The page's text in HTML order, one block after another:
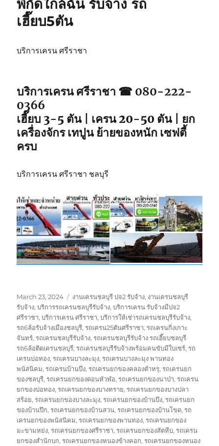
วิน
ศรีราชา
เหมา
รถ
คุณ
พิกัดใกล้ฉัน รับจ้าง รถ
เฮี๊ยบ5ตัน
บริการเครน ศรีราชา
บริการเครน ศรีราชา ☎ 080-222-
0366
เฮี๊ยบ 3-5 ตัน | เครน 20-50 ตัน | ยก
เครื่องจักร เทปูน ย้ายของหนัก เซฟตี้
ครบ
บริการเครน ศรีราชา ชลบุรี
Posted
on
March 23, 2024 Tags
งานเครนชลบุรี ปจ2 รับจ้าง, งานเครนชลบุรี
รับจ้าง,บริการรถเครนชลบุรีรับจ้าง,บริการเครน รับจ้างมีปจ2
ศรีราชา,บริการเครน ศรีราชา,บริการให้เช่ารถเครนชลบุรีรับจ้าง,
รถ6ล้อรับจ้างเมืองชลบุรี,รถเครน25ตันศรีราชา,รถเครนกิ่งเกาะ
จันทร์,รถเครนชลบุรีรับจ้าง,รถเครนชลบุรีรับจ้าง รถเฮี๊ยบชลบุรี
รถ6ล้อติดเครนชลบุรี,รถเครนชลบุรีรับจ้างพร้อมคนขับมีใบเซร์,รถ
เครนบ่อทอง,รถเครนบางละมุง,รถเครนบางละมุง พานทอง
พนัสนิคม,รถเครนบ้านบึง,รถเครนยกของคลองตำหรุ,รถเครนยก
ของชลบุรี,รถเครนยกของดอนหัวฬ่อ,รถเครนยกของนาป่า,รถเครน
ยกของบ่อทอง,รถเครนยกของบางทราย,รถเครนยกของบางปลา
สร้อย,รถเครนยกของบางละมุง,รถเครนยกของบ้านบึง,รถเครนยก
ของบ้านปึก,รถเครนยกของบ้านสวน,รถเครนยกของบ้านโขด,รถ
เครนยกของพนัสนิคม,รถเครนยกของพานทอง,รถเครนยกของ
มะขามหย่ง,รถเครนยกของศรีราชา,รถเครนยกของสัตหีบ,รถเครน
ยกของสำนักบก,รถเครนยกของหนองข้างคอก,รถเครนยกของหนอง